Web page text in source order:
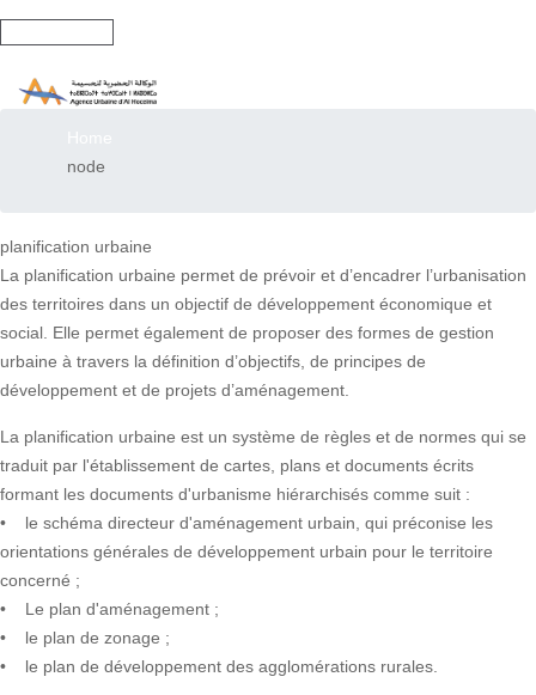
node
planification urbaine
La planification urbaine permet de prévoir et d’encadrer l’urbanisation
des territoires dans un objectif de développement économique et
social. Elle permet également de proposer des formes de gestion
urbaine à travers la définition d’objectifs, de principes de
développement et de projets d’aménagement.
La planification urbaine est un système de règles et de normes qui se
traduit par l'établissement de cartes, plans et documents écrits
formant les documents d'urbanisme hiérarchisés comme suit :
• le schéma directeur d'aménagement urbain, qui préconise les
orientations générales de développement urbain pour le territoire
concerné ;
• Le plan d'aménagement ;
• le plan de zonage ;
• le plan de développement des agglomérations rurales.